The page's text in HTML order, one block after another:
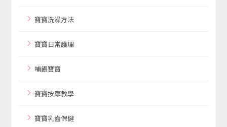
寶寶洗澡方法
寶寶日常護理
哺餵寶寶
寶寶按摩教學
寶寶乳齒保健